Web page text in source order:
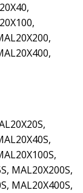
MAL20X200S,
MAL20X400S,